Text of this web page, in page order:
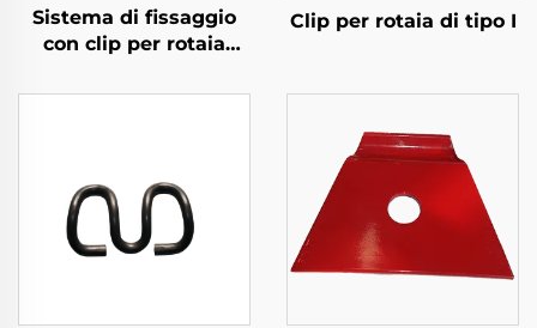
Sistema di fissaggio
con clip per rotaia
Clip per rotaia di tipo I